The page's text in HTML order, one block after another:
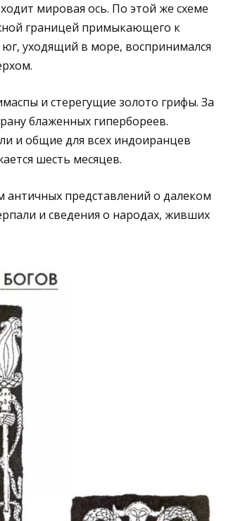
мировая ось. По этой же схеме
границей примыкающего к
уходящий в море, воспринимался
и стерегущие золото грифы. За
блаженных гипербореев.
и общие для всех индоиранцев
шесть месяцев.
античных представлений о далеком
и сведения о народах, живших